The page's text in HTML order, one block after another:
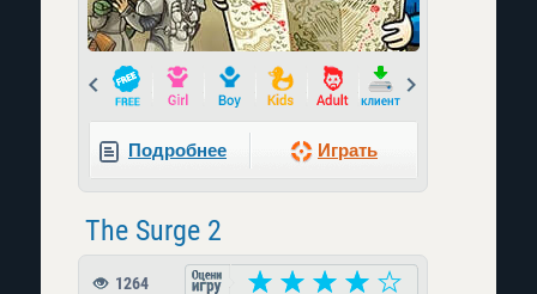
Prev
Подробнее Играть
The Surge 2
1264